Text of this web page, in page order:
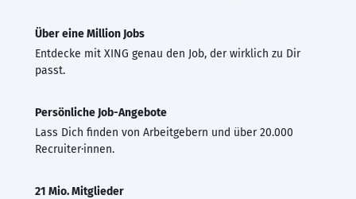
Über eine Million Jobs
Entdecke mit XING genau den Job, der wirklich zu Dir
passt.
Persönliche Job-Angebote
Lass Dich finden von Arbeitgebern und über 20.000
Recruiter·innen.
21 Mio. Mitglieder